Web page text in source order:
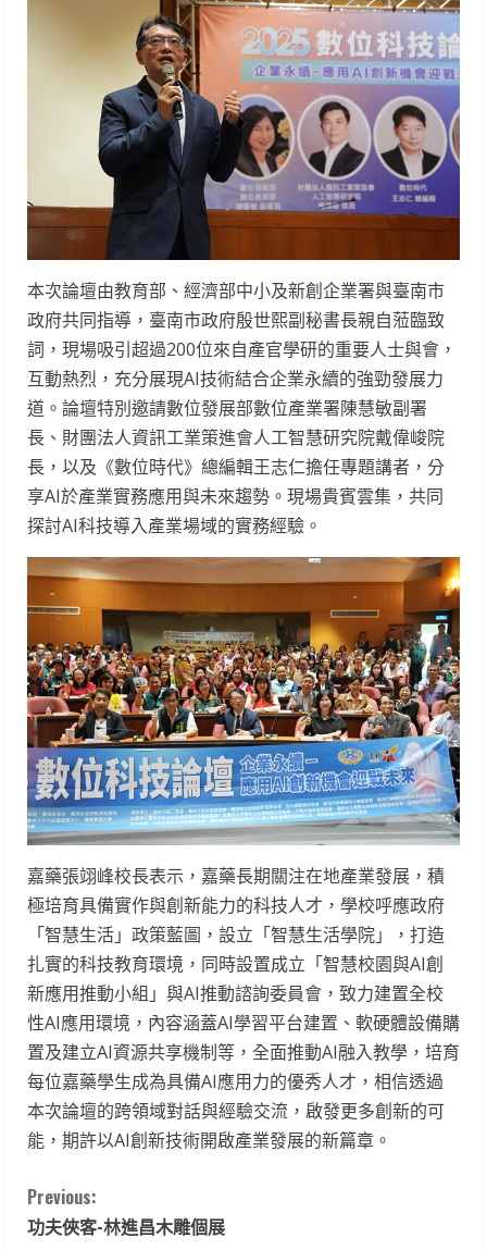
本次論壇由教育部、經濟部中小及新創企業署與臺南市
政府共同指導，臺南市政府殷世熙副秘書長親自蒞臨致
詞，現場吸引超過200位來自產官學研的重要人士與會，
互動熱烈，充分展現AI技術結合企業永續的強勁發展力
道。論壇特別邀請數位發展部數位產業署陳慧敏副署
長、財團法人資訊工業策進會人工智慧研究院戴偉峻院
長，以及《數位時代》總編輯王志仁擔任專題講者，分
享AI於產業實務應用與未來趨勢。現場貴賓雲集，共同
探討AI科技導入產業場域的實務經驗。
嘉藥張翊峰校長表示，嘉藥長期關注在地產業發展，積
極培育具備實作與創新能力的科技人才，學校呼應政府
「智慧生活」政策藍圖，設立「智慧生活學院」，打造
扎實的科技教育環境，同時設置成立「智慧校園與AI創
新應用推動小組」與AI推動諮詢委員會，致力建置全校
性AI應用環境，內容涵蓋AI學習平台建置、軟硬體設備購
置及建立AI資源共享機制等，全面推動AI融入教學，培育
每位嘉藥學生成為具備AI應用力的優秀人才，相信透過
本次論壇的跨領域對話與經驗交流，啟發更多創新的可
能，期許以AI創新技術開啟產業發展的新篇章。
C
Previous:
功夫俠客-林進昌木雕個展